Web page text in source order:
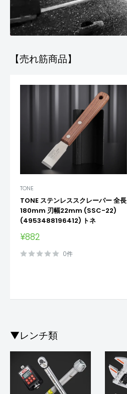
【売れ筋商品】
TONE
TONE ステンレススクレーパー 全長
180mm 刃幅22mm (SSC-22)
(4953488196412) トネ
販
価
¥882
0件
▼レンチ類